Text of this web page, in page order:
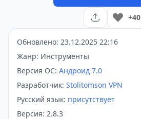
+40
Обновлено: 23.12.2025 22:16
Жанр: Инструменты
Версия ОС: Андроид 7.0
Разработчик: Stolitomson VPN
Русский язык: присутствует
Версия: 2.8.3